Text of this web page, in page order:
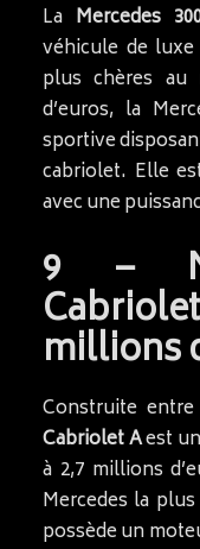
La Mercedes
véhicule de
plus chères au
d’euros, la
sportive
cabriolet. Elle
avec une
9 –
millions
Construite entre
Cabriolet Aest
à 2,7 millions
Mercedes la
possède un